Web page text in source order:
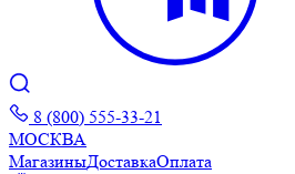
8 (800) 555-33-21
МОСКВА
МагазиныДоставкаОплата